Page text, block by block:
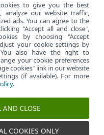
to give you the best
analyze our website traffic,
ads. You can agree to the
"Accept all and close",
by choosing "Accept
your cookie settings by
You also have the right to
your cookie preferences
cookies" link in our website
(if available). For more
.
AND CLOSE
COOKIES ONLY